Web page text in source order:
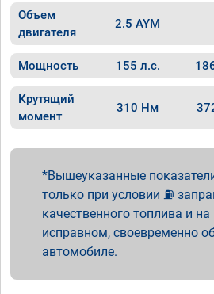
Объем
двигателя
2.5 AYM
Мощность 155 л.с.
Крутящий
момент
310 Нм
Вышеуказанные
только при условии ⛽
качественного топлива и
исправном, своевременно
автомобиле.